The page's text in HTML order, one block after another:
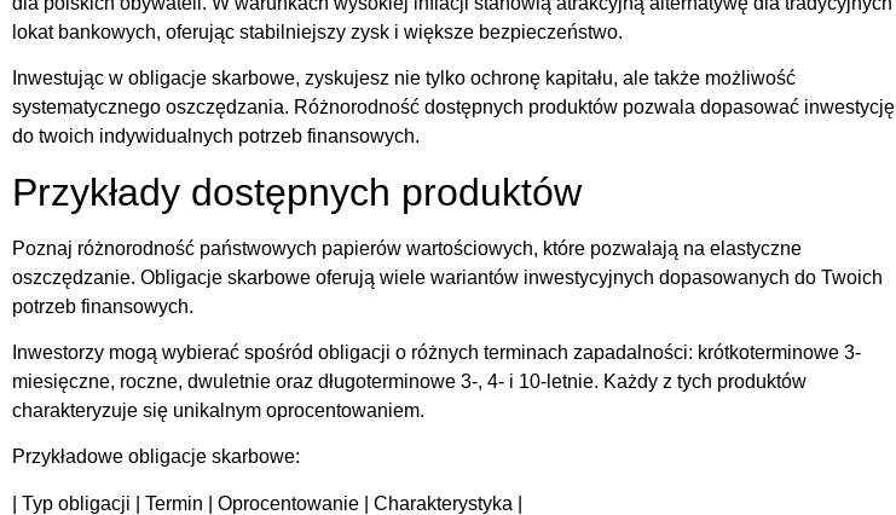
lokat bankowych, oferując stabilniejszy zysk i większe bezpieczeństwo.
Inwestując w obligacje skarbowe, zyskujesz nie tylko ochronę kapitału, ale także możliwość
systematycznego oszczędzania. Różnorodność dostępnych produktów pozwala dopasować inwestycję
do twoich indywidualnych potrzeb finansowych.
Przykłady dostępnych produktów
Poznaj różnorodność państwowych papierów wartościowych, które pozwalają na elastyczne
oszczędzanie. Obligacje skarbowe oferują wiele wariantów inwestycyjnych dopasowanych do Twoich
potrzeb finansowych.
Inwestorzy mogą wybierać spośród obligacji o różnych terminach zapadalności: krótkoterminowe 3-
miesięczne, roczne, dwuletnie oraz długoterminowe 3-, 4- i 10-letnie. Każdy z tych produktów
charakteryzuje się unikalnym oprocentowaniem.
Przykładowe obligacje skarbowe:
| Typ obligacji | Termin | Oprocentowanie | Charakterystyka |